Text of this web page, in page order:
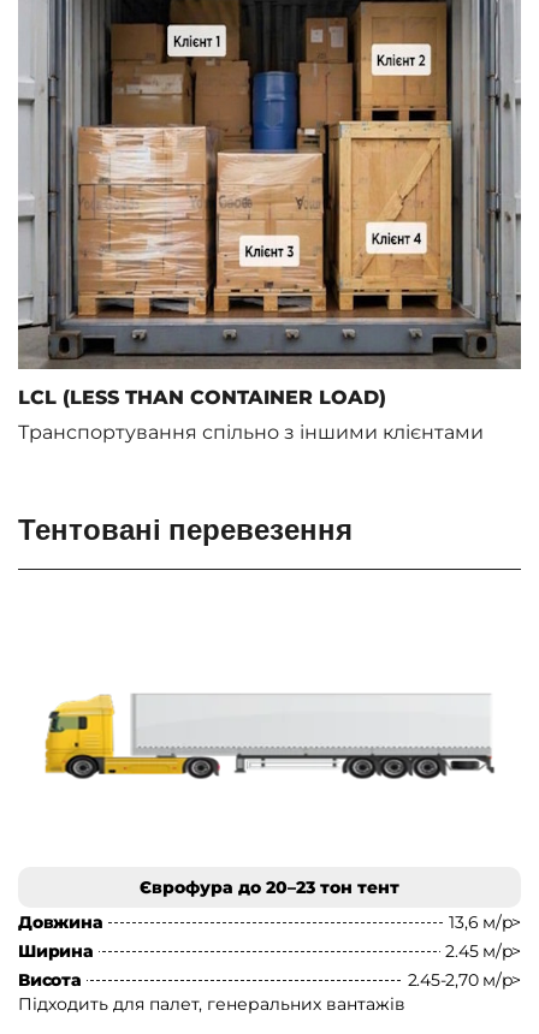
LCL (LESS THAN CONTAINER LOAD)
Транспортування спільно з іншими клієнтами
Тентовані перевезення
Єврофура до 20–23 тон тент
Довжина
13,6 м/p>
Ширина
2.45 м/p>
Висота
2.45-2,70 м/p>
Підходить для палет, генеральних вантажів